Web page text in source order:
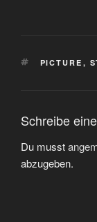
PICTURE ,
Schreibe
Du musst
abzugeben.